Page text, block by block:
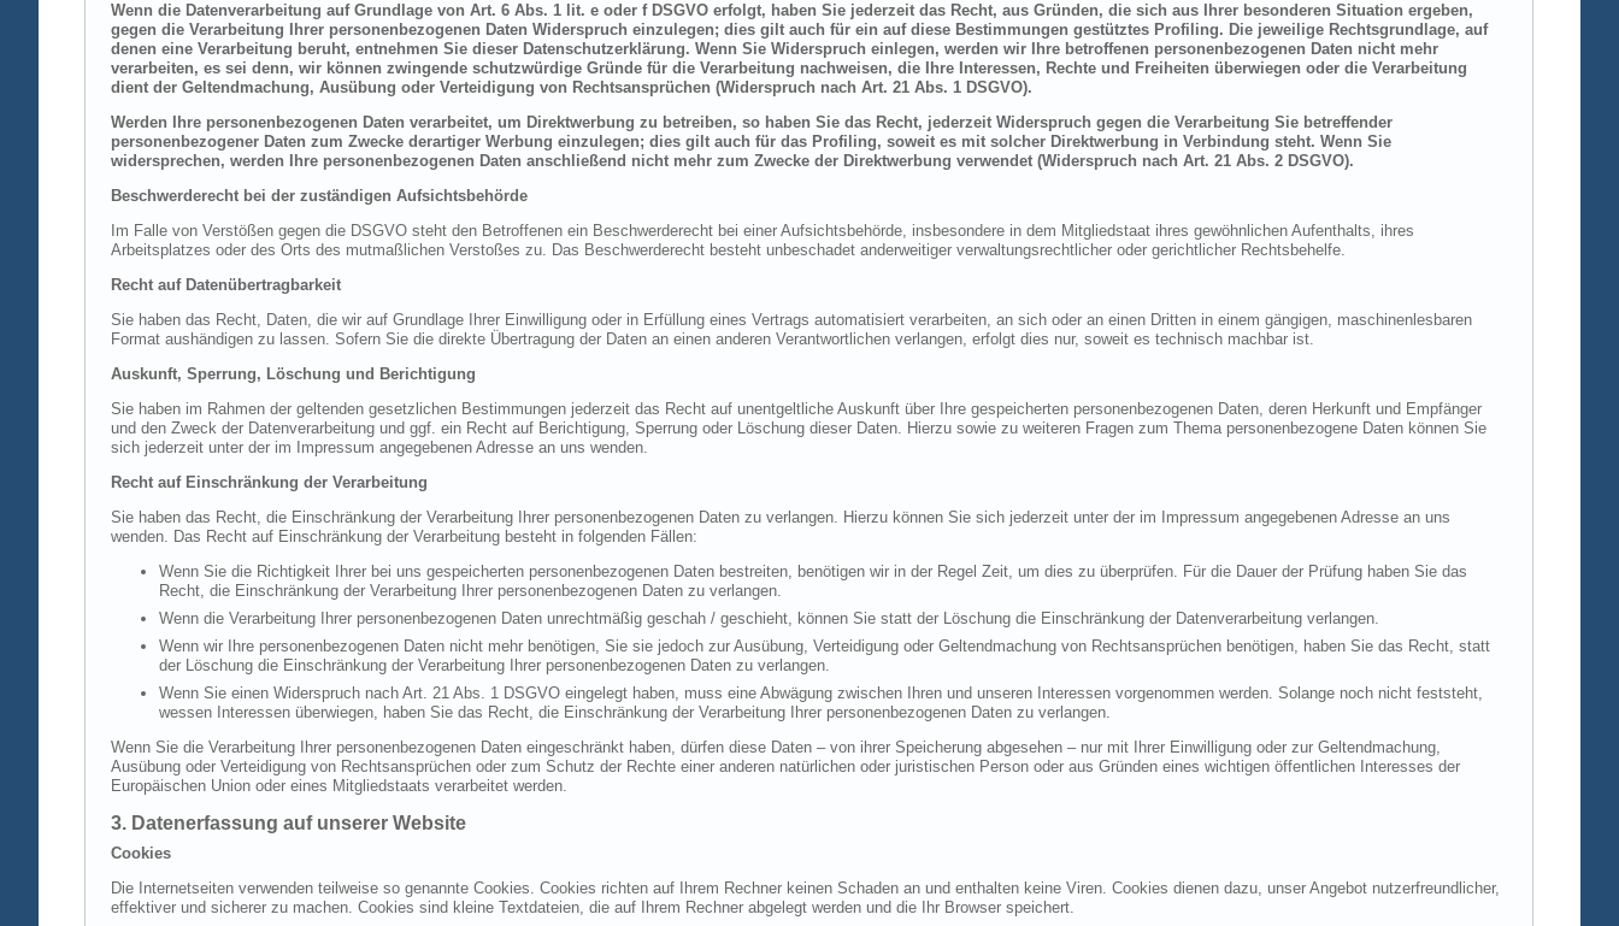
Wenn die Datenverarbeitung auf Grundlage von Art. 6 Abs. 1 lit. e oder f DSGVO erfolgt, haben Sie jederzeit das Recht, aus Gründen, die sich aus Ihrer besonderen Situation ergeben,
gegen die Verarbeitung Ihrer personenbezogenen Daten Widerspruch einzulegen; dies gilt auch für ein auf diese Bestimmungen gestütztes Profiling. Die jeweilige Rechtsgrundlage, auf
denen eine Verarbeitung beruht, entnehmen Sie dieser Datenschutzerklärung. Wenn Sie Widerspruch einlegen, werden wir Ihre betroffenen personenbezogenen Daten nicht mehr
verarbeiten, es sei denn, wir können zwingende schutzwürdige Gründe für die Verarbeitung nachweisen, die Ihre Interessen, Rechte und Freiheiten überwiegen oder die Verarbeitung
dient der Geltendmachung, Ausübung oder Verteidigung von Rechtsansprüchen (Widerspruch nach Art. 21 Abs. 1 DSGVO).
Werden Ihre personenbezogenen Daten verarbeitet, um Direktwerbung zu betreiben, so haben Sie das Recht, jederzeit Widerspruch gegen die Verarbeitung Sie betreffender
personenbezogener Daten zum Zwecke derartiger Werbung einzulegen; dies gilt auch für das Profiling, soweit es mit solcher Direktwerbung in Verbindung steht. Wenn Sie
widersprechen, werden Ihre personenbezogenen Daten anschließend nicht mehr zum Zwecke der Direktwerbung verwendet (Widerspruch nach Art. 21 Abs. 2 DSGVO).
Beschwerderecht bei der zuständigen Aufsichtsbehörde
Im Falle von Verstößen gegen die DSGVO steht den Betroffenen ein Beschwerderecht bei einer Aufsichtsbehörde, insbesondere in dem Mitgliedstaat ihres gewöhnlichen Aufenthalts, ihres
Arbeitsplatzes oder des Orts des mutmaßlichen Verstoßes zu. Das Beschwerderecht besteht unbeschadet anderweitiger verwaltungsrechtlicher oder gerichtlicher Rechtsbehelfe.
Recht auf Datenübertragbarkeit
Sie haben das Recht, Daten, die wir auf Grundlage Ihrer Einwilligung oder in Erfüllung eines Vertrags automatisiert verarbeiten, an sich oder an einen Dritten in einem gängigen, maschinenlesbaren
Format aushändigen zu lassen. Sofern Sie die direkte Übertragung der Daten an einen anderen Verantwortlichen verlangen, erfolgt dies nur, soweit es technisch machbar ist.
Auskunft, Sperrung, Löschung und Berichtigung
Sie haben im Rahmen der geltenden gesetzlichen Bestimmungen jederzeit das Recht auf unentgeltliche Auskunft über Ihre gespeicherten personenbezogenen Daten, deren Herkunft und Empfänger
und den Zweck der Datenverarbeitung und ggf. ein Recht auf Berichtigung, Sperrung oder Löschung dieser Daten. Hierzu sowie zu weiteren Fragen zum Thema personenbezogene Daten können Sie
sich jederzeit unter der im Impressum angegebenen Adresse an uns wenden.
Recht auf Einschränkung der Verarbeitung
Sie haben das Recht, die Einschränkung der Verarbeitung Ihrer personenbezogenen Daten zu verlangen. Hierzu können Sie sich jederzeit unter der im Impressum angegebenen Adresse an uns
wenden. Das Recht auf Einschränkung der Verarbeitung besteht in folgenden Fällen:
Wenn Sie die Richtigkeit Ihrer bei uns gespeicherten personenbezogenen Daten bestreiten, benötigen wir in der Regel Zeit, um dies zu überprüfen. Für die Dauer der Prüfung haben Sie das
Recht, die Einschränkung der Verarbeitung Ihrer personenbezogenen Daten zu verlangen.
Wenn die Verarbeitung Ihrer personenbezogenen Daten unrechtmäßig geschah / geschieht, können Sie statt der Löschung die Einschränkung der Datenverarbeitung verlangen.
Wenn wir Ihre personenbezogenen Daten nicht mehr benötigen, Sie sie jedoch zur Ausübung, Verteidigung oder Geltendmachung von Rechtsansprüchen benötigen, haben Sie das Recht, statt
der Löschung die Einschränkung der Verarbeitung Ihrer personenbezogenen Daten zu verlangen.
Wenn Sie einen Widerspruch nach Art. 21 Abs. 1 DSGVO eingelegt haben, muss eine Abwägung zwischen Ihren und unseren Interessen vorgenommen werden. Solange noch nicht feststeht,
wessen Interessen überwiegen, haben Sie das Recht, die Einschränkung der Verarbeitung Ihrer personenbezogenen Daten zu verlangen.
Wenn Sie die Verarbeitung Ihrer personenbezogenen Daten eingeschränkt haben, dürfen diese Daten – von ihrer Speicherung abgesehen – nur mit Ihrer Einwilligung oder zur Geltendmachung,
Ausübung oder Verteidigung von Rechtsansprüchen oder zum Schutz der Rechte einer anderen natürlichen oder juristischen Person oder aus Gründen eines wichtigen öffentlichen Interesses der
Europäischen Union oder eines Mitgliedstaats verarbeitet werden.
3. Datenerfassung auf unserer Website
Cookies
Die Internetseiten verwenden teilweise so genannte Cookies. Cookies richten auf Ihrem Rechner keinen Schaden an und enthalten keine Viren. Cookies dienen dazu, unser Angebot nutzerfreundlicher,
effektiver und sicherer zu machen. Cookies sind kleine Textdateien, die auf Ihrem Rechner abgelegt werden und die Ihr Browser speichert.